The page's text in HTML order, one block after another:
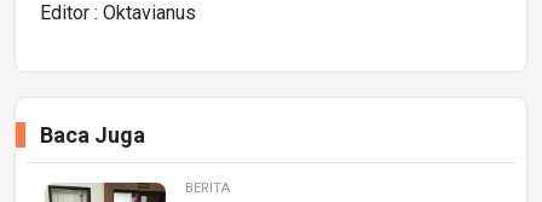
Editor : Oktavianus
Baca Juga
BERITA